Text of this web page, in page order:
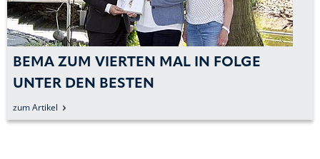
ZUM VIERTEN MAL IN FOLGE
DEN BESTEN
Artikel